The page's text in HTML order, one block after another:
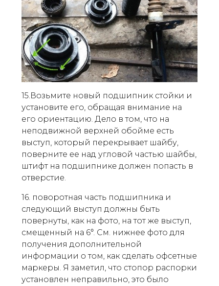
15.Возьмите новый подшипник стойки и
установите его, обращая внимание на
его ориентацию. Дело в том, что на
неподвижной верхней обойме есть
выступ, который перекрывает шайбу,
поверните ее над угловой частью шайбы,
штифт на подшипнике должен попасть в
отверстие.
16. поворотная часть подшипника и
следующий выступ должны быть
повернуты, как на фото, на тот же выступ,
смещенный на 6°. См. нижнее фото для
получения дополнительной
информации о том, как сделать офсетные
маркеры. Я заметил, что стопор распорки
установлен неправильно, это было